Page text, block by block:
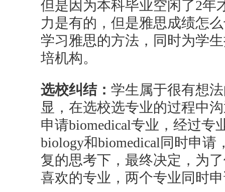
但是因为本科毕业空闲了2年
力是有的，但是雅思成绩怎
学习雅思的方法，同时为学
培机构。
选校纠结： 学生属于很有想
显，在选校选专业的过程中
申请biomedical专业，经过
biology和biomedical同时申
复的思考下，最终决定，为
喜欢的专业，两个专业同时